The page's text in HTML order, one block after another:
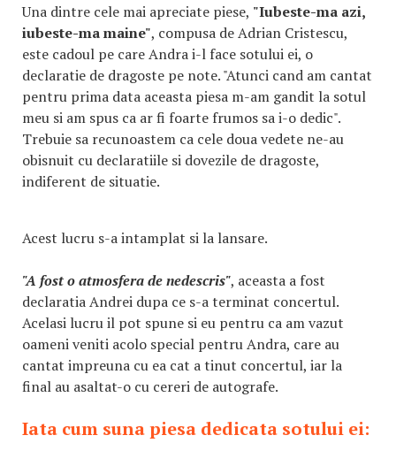
Una dintre cele mai apreciate piese, "Iubeste-ma azi,
iubeste-ma maine", compusa de Adrian Cristescu,
este cadoul pe care Andra i-l face sotului ei, o
declaratie de dragoste pe note. "Atunci cand am cantat
pentru prima data aceasta piesa m-am gandit la sotul
meu si am spus ca ar fi foarte frumos sa i-o dedic".
Trebuie sa recunoastem ca cele doua vedete ne-au
obisnuit cu declaratiile si dovezile de dragoste,
indiferent de situatie.
Acest lucru s-a intamplat si la lansare.
"A fost o atmosfera de nedescris", aceasta a fost
declaratia Andrei dupa ce s-a terminat concertul.
Acelasi lucru il pot spune si eu pentru ca am vazut
oameni veniti acolo special pentru Andra, care au
cantat impreuna cu ea cat a tinut concertul, iar la
final au asaltat-o cu cereri de autografe.
Iata cum suna piesa dedicata sotului ei: